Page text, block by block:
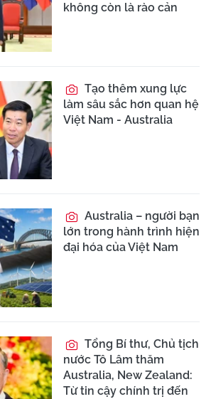
không còn là rào cản
Tạo thêm xung lực
làm sâu sắc hơn quan hệ
Việt Nam - Australia
Australia – người bạn
lớn trong hành trình hiện
đại hóa của Việt Nam
Tổng Bí thư, Chủ tịch
nước Tô Lâm thăm
Australia, New Zealand:
Từ tin cậy chính trị đến